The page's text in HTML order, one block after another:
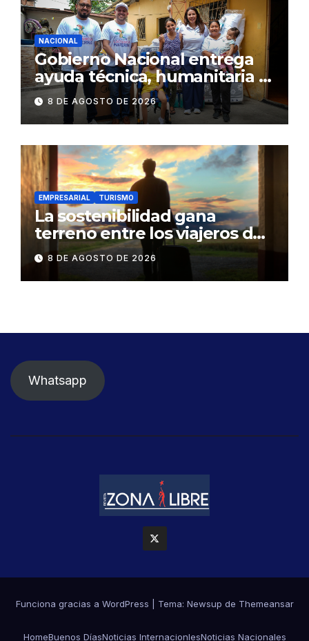
NACIONAL
Gobierno Nacional entrega
ayuda técnica, humanitaria y
Bono Joaquín Gallegos Lara a
familia en situación de
vulnerabilidad
8 DE AGOSTO DE 2026
EMPRESARIAL TURISMO
La sostenibilidad gana
terreno entre los viajeros de
negocios
8 DE AGOSTO DE 2026
Whatsapp
Funciona gracias a WordPress Tema: Newsup de Themeansar
HomeBuenos DíasNoticias InternacionlesNoticias Nacionales